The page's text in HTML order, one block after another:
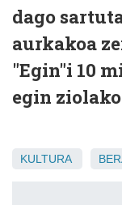
dago
aurkakoa
"Egin"i 10
egin
KULTURA